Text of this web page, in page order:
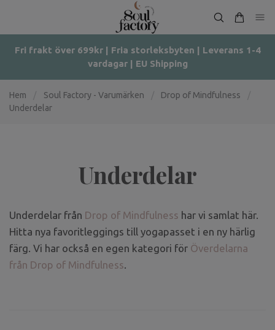
Fri frakt över 699kr | Fria storleksbyten | Leverans 1-4
vardagar | EU Shipping
Hem Soul Factory - Varumärken Drop of Mindfulness
Underdelar
Underdelar
Underdelar från Drop of Mindfulness har vi samlat här.
Hitta nya favoritleggings till yogapasset i en ny härlig
färg. Vi har också en egen kategori för Överdelarna
från Drop of Mindfulness.